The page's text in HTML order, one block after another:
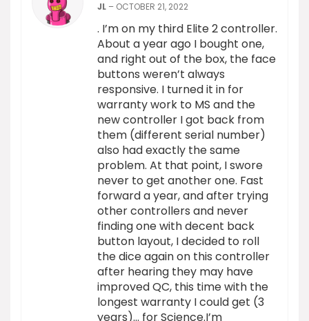
JL – OCTOBER 21, 2022
. I’m on my third Elite 2 controller.
About a year ago I bought one,
and right out of the box, the face
buttons weren’t always
responsive. I turned it in for
warranty work to MS and the
new controller I got back from
them (different serial number)
also had exactly the same
problem. At that point, I swore
never to get another one. Fast
forward a year, and after trying
other controllers and never
finding one with decent back
button layout, I decided to roll
the dice again on this controller
after hearing they may have
improved QC, this time with the
longest warranty I could get (3
years)… for Science.I’m